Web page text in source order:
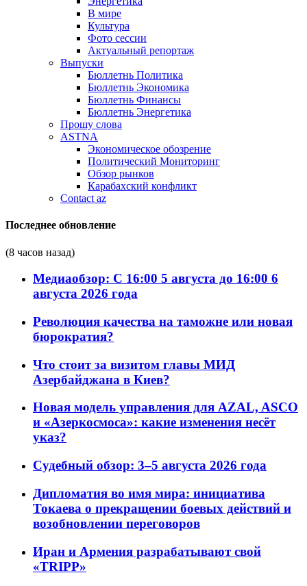
В мире
Культура
Фото сессии
Актуальный репортаж
Выпуски
Бюллетнь Политика
Бюллетнь Экономика
Бюллетнь Финансы
Бюллетнь Энергетика
Прошу слова
ASTNA
Экономическое обозрение
Политический Мониторинг
Обзор рынков
Карабахский конфликт
Contact az
Последнее обновление
(8 часов назад)
Медиаобзор: С 16:00 5 августа до 16:00 6
августа 2026 года
Революция качества на таможне или новая
бюрократия?
Что стоит за визитом главы МИД
Азербайджана в Киев?
Новая модель управления для AZAL, ASCO
и «Азеркосмоса»: какие изменения несёт
указ?
Судебный обзор: 3–5 августа 2026 года
Дипломатия во имя мира: инициатива
Токаева о прекращении боевых действий и
возобновлении переговоров
Иран и Армения разрабатывают свой
«TRIPP»